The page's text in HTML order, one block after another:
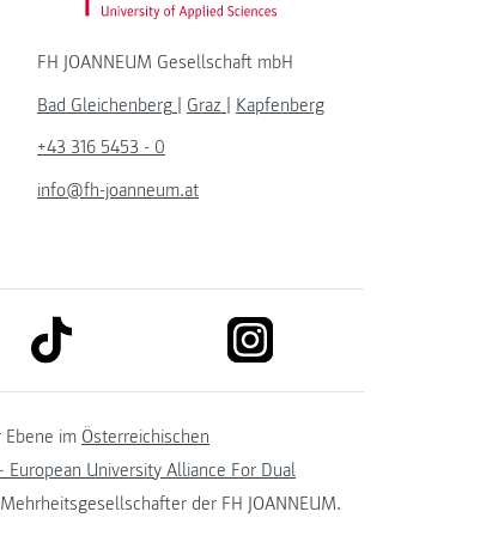
FH JOANNEUM Gesellschaft mbH
Bad Gleichenberg | Graz | Kapfenberg
+43 316 5453 - 0
info@fh-joanneum.at
link to tiktok
im Österreichischen
European University Alliance For Dual
der FH JOANNEUM.